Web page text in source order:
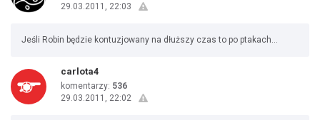
29.03.2011, 22:03
Jeśli Robin będzie kontuzjowany na dłuższy czas to po ptakach...
carlota4
komentarzy: 536
29.03.2011, 22:02